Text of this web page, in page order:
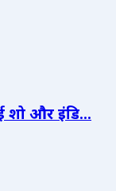
शो और इंडि...